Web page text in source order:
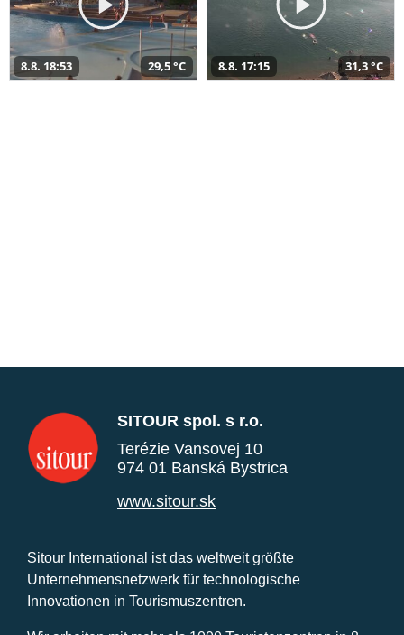
8.8. 18:53 29,5 °C 8.8. 17:15 31,3 °C
SITOUR spol. s r.o.
Terézie Vansovej 10
974 01 Banská Bystrica
www.sitour.sk
Sitour International ist das weltweit größte
Unternehmensnetzwerk für technologische
Innovationen in Tourismuszentren.